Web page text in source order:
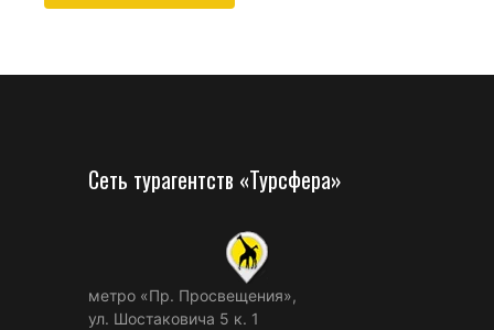
Сеть турагентств «Турсфера»
метро «Пр. Просвещения»,
ул. Шостаковича 5 к. 1